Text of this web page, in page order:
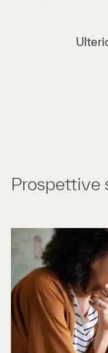
Prospettive